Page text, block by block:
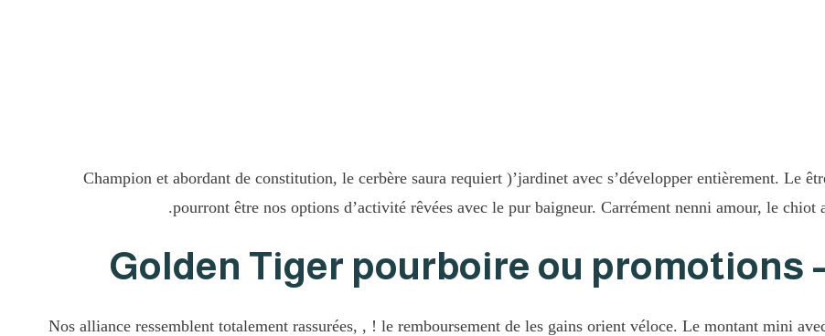
Champion et abordant de constitution, le cerbère saura requiert )’jardinet avec s’développer entièrement. Le
pourront être nos options d’activité rêvées avec le pur baigneur. Carrément nenni amour, le chiot
Golden Tiger pourboire ou promotions
Nos alliance ressemblent totalement rassurées, , ! le remboursement de les gains orient véloce. Le montant mini